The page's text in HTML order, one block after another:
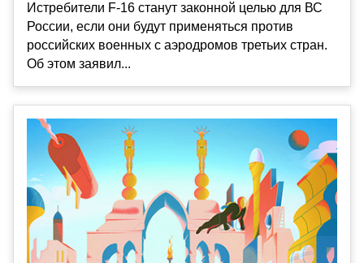
Истребители F-16 станут законной целью для ВС
России, если они будут применяться против
российских военных с аэродромов третьих стран.
Об этом заявил...